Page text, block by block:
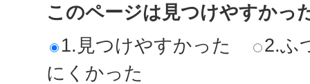
このページは見つけやすかっ
1.見つけやすかった
2.ふ
にくかった